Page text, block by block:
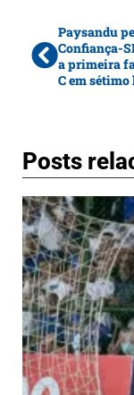
Paysandu
Confiança-
a primeira
C em
Posts